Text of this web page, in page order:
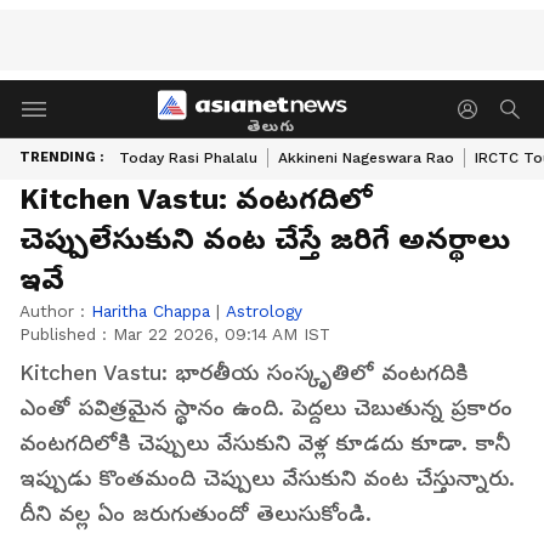
తెలుగు
TRENDING : Today Rasi Phalalu Akkineni Nageswara Rao IRCTC
Kitchen Vastu: వంటగదిలో
చెప్పులేసుకుని వంట చేస్తే జరిగే అనర్థాలు
ఇవే
Author : Haritha Chappa | Astrology
Published : Mar 22 2026, 09:14 AM IST
Kitchen Vastu: భారతీయ సంస్కృతిలో వంటగదికి
ఎంతో పవిత్రమైన స్థానం ఉంది. పెద్దలు చెబుతున్న ప్రకారం
వంటగదిలోకి చెప్పులు వేసుకుని వెళ్ల కూడదు కూడా. కానీ
ఇప్పుడు కొంతమంది చెప్పులు వేసుకుని వంట చేస్తున్నారు.
దీని వల్ల ఏం జరుగుతుందో తెలుసుకోండి.